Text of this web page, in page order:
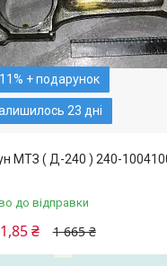
23 дні
МТЗ ( Д-240 ) 240-
до відправки
1 665 ₴
₴